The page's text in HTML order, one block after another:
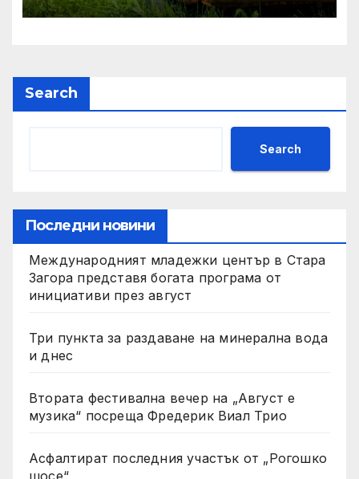
Search
Search
Последни новини
Международният младежки център в Стара
Загора представя богата програма от
инициативи през август
Три пункта за раздаване на минерална вода
и днес
Втората фестивална вечер на „Август е
музика“ посреща Фредерик Виал Трио
Асфалтират последния участък от „Рогошко